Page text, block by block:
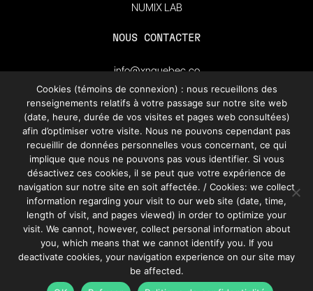
NUMIX LAB
NOUS CONTACTER
info@xnquebec.co
Salle de presse
FAQ
Inscrivez-vous à
l'infolettre de XN Québec.
S’INSCRIRE
Cookies (témoins de connexion) : nous recueillons des
renseignements relatifs à votre passage sur notre site web
(date, heure, durée de vos visites et pages web consultées)
afin d’optimiser votre visite. Nous ne pouvons cependant pas
recueillir de données personnelles vous concernant, ce qui
implique que nous ne pouvons pas vous identifier. Si vous
désactivez ces cookies, il se peut que votre expérience de
navigation sur notre site en soit affectée. / Cookies: we collect
information regarding your visit to our web site (date, time,
length of visit, and pages viewed) in order to optimize your
visit. We cannot, however, collect personal information about
you, which means that we cannot identify you. If you
deactivate cookies, your navigation experience on our site may
be affected.